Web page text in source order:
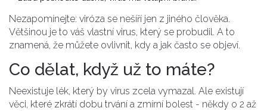
Nezapomínejte: viróza se nešíří jen z jiného člověka.
Většinou je to váš vlastní virus, který se probudil. A to
znamená, že můžete ovlivnit, kdy a jak často se objeví.
Co dělat, když už to máte?
Neexistuje lék, který by virus zcela vymazal. Ale existují
věci, které zkrátí dobu trvání a zmírní bolest - někdy o 2 až